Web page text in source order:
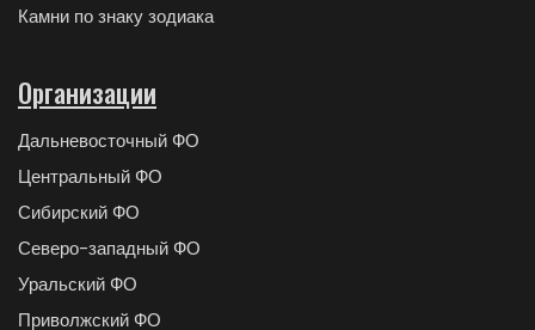
Камни по знаку зодиака
Организации
Дальневосточный ФО
Центральный ФО
Сибирский ФО
Северо-западный ФО
Уральский ФО
Приволжский ФО